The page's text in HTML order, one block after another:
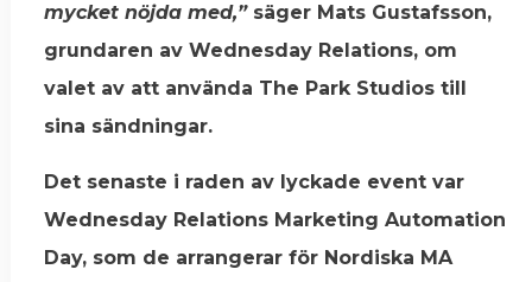
mycket nöjda med,”säger Mats Gustafsson,
grundaren av Wednesday Relations, om
valet av att använda The Park Studios till
sina sändningar.
Det senaste i raden av lyckade event var
Wednesday Relations Marketing Automation
Day, som de arrangerar för Nordiska MA